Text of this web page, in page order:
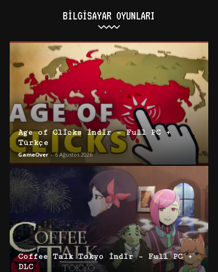
BILGISAYAR OYUNLARI
Age of Clicks İndir – Full PC +
Türkçe
GameOver - 6 Ağustos 2026
Coffee Talk Tokyo İndir – Full PC +
DLC